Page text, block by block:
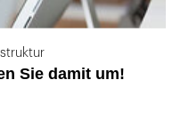
Sie damit um!